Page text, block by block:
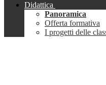
Didattica
Panoramica
Offerta formativa
I progetti delle